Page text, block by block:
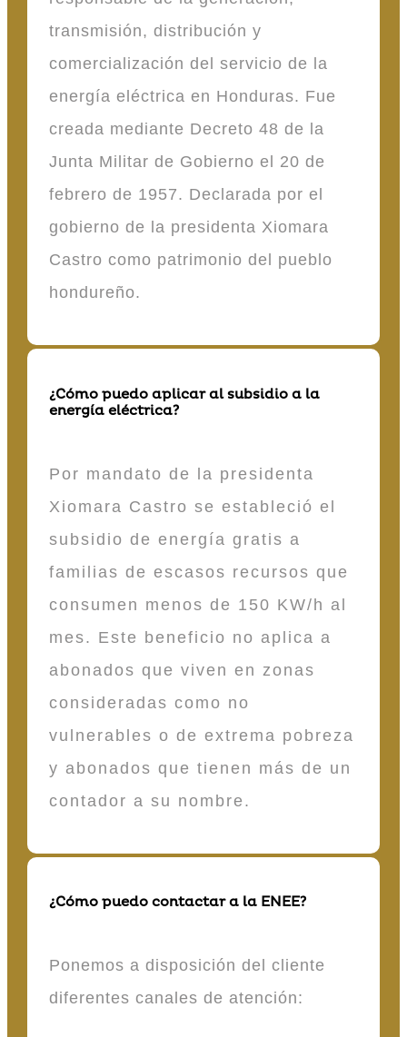
transmisión, distribución y
comercialización del servicio de la
energía eléctrica en Honduras. Fue
creada mediante Decreto 48 de la
Junta Militar de Gobierno el 20 de
febrero de 1957. Declarada por el
gobierno de la presidenta Xiomara
Castro como patrimonio del pueblo
hondureño.
¿Cómo puedo aplicar al subsidio a la
energía eléctrica?
Por mandato de la presidenta
Xiomara Castro se estableció el
subsidio de energía gratis a
familias de escasos recursos que
consumen menos de 150 KW/h al
mes. Este beneficio no aplica a
abonados que viven en zonas
consideradas como no
vulnerables o de extrema pobreza
y abonados que tienen más de un
contador a su nombre.
¿Cómo puedo contactar a la ENEE?
Ponemos a disposición del cliente
diferentes canales de atención: